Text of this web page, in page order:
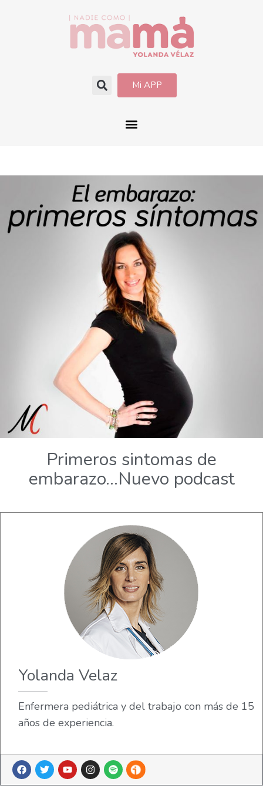
Mi APP
Primeros sintomas de
embarazo…Nuevo podcast
Yolanda Velaz
Enfermera pediátrica y del trabajo con más de 15
años de experiencia.